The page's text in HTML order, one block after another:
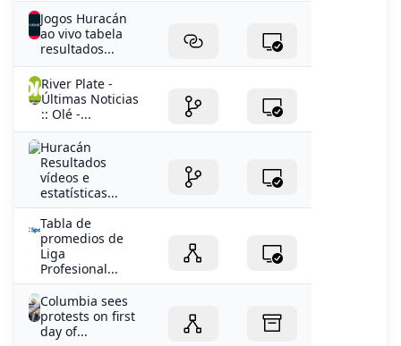
River Plate -
Últimas Noticias
:: Olé -...
Huracán
Resultados
vídeos e
estatísticas...
Tabla de
promedios de
Liga
Columbia sees
protests on first
day of...
Columbia sees
protests on first
day of...